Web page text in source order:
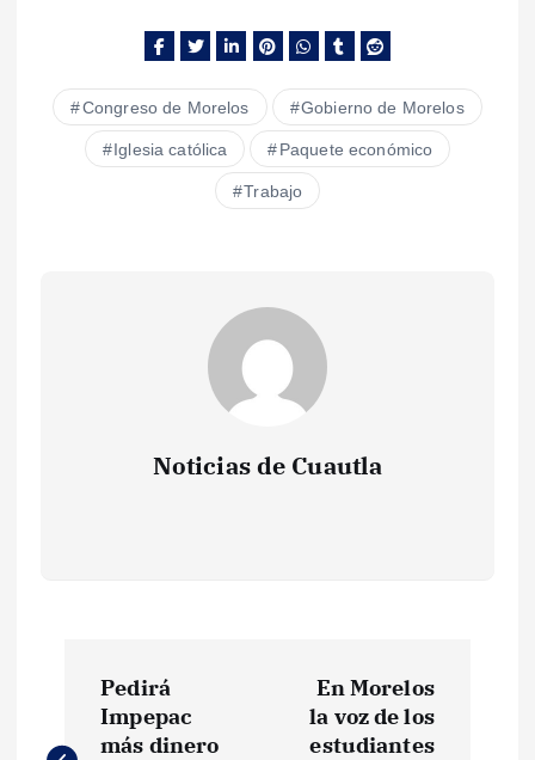
Congreso de Morelos Gobierno de Morelos
Iglesia católica Paquete económico
Trabajo
Noticias de Cuautla
Pedirá
Impepac
más dinero
En Morelos
la voz de los
estudiantes